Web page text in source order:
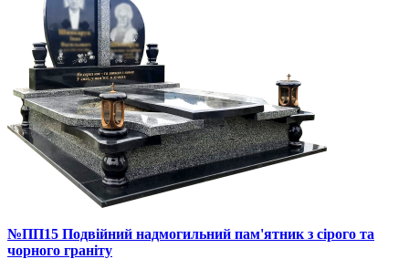
№ПП15 Подвійний надмогильний пам'ятник з сірого та
чорного граніту